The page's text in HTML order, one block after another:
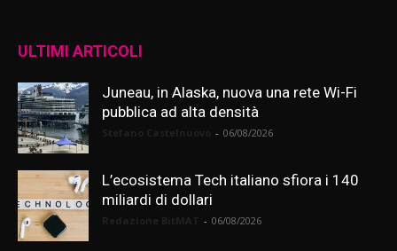
ULTIMI ARTICOLI
Juneau, in Alaska, nuova una rete Wi-Fi
pubblica ad alta densità
- 06/08/2026
L’ecosistema Tech italiano sfiora i 140
miliardi di dollari
- 06/08/2026